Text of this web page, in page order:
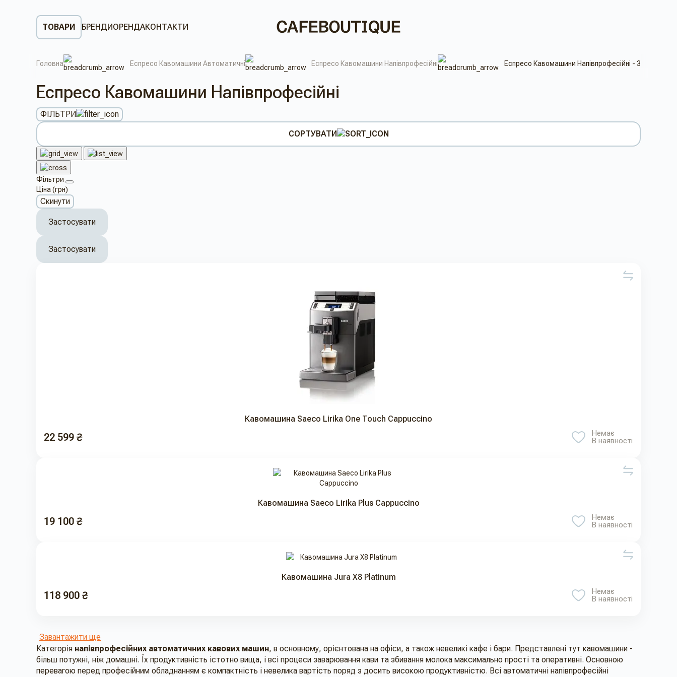
ТОВАРИ БРЕНДИОРЕНДАКОНТАКТИ
Головна Еспресо Кавомашини Автоматичні Еспресо Кавомашини Напівпрофесійні Еспресо Кавомашини Напівпрофесійні - 3
Еспресо Кавомашини Напівпрофесійні
ФІЛЬТРИ
СОРТУВАТИ
Фільтри
Ціна (грн)
Скинути
Застосувати
Застосувати
Кавомашина Saeco Lirika One Touch Cappuccino
22 599 ₴
Немає
В наявності
Кавомашина Saeco Lirika Plus Cappuccino
19 100 ₴
Немає
В наявності
Кавомашина Jura X8 Platinum
118 900 ₴
Немає
В наявності
Завантажити ще
Категорія напівпрофесійних автоматичних кавових машин, в основному, орієнтована на офіси, а також невеликі кафе і бари. Представлені тут кавомашини -
більш потужні, ніж домашні. Їх продуктивність істотно вища, і всі процеси заварювання кави та збивання молока максимально прості та оперативні. Основною
перевагою перед професійним обладнанням є компактність і невелика вартість поряд з досить високою продуктивністю. Всі автоматичні напівпрофесійні